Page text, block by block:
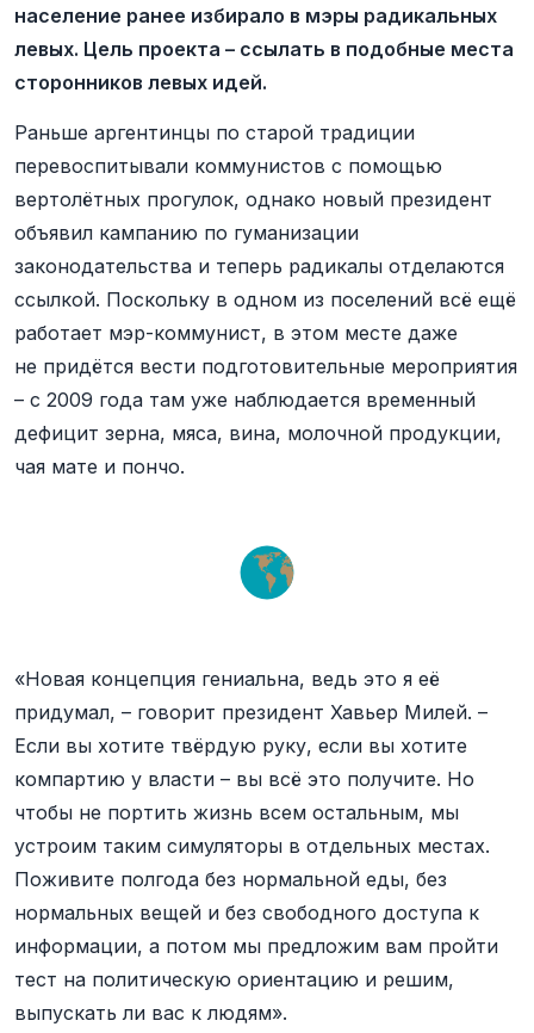
население ранее избирало в мэры радикальных
левых. Цель проекта – ссылать в подобные места
сторонников левых идей.
Раньше аргентинцы по старой традиции
перевоспитывали коммунистов с помощью
вертолётных прогулок, однако новый президент
объявил кампанию по гуманизации
законодательства и теперь радикалы отделаются
ссылкой. Поскольку в одном из поселений всё ещё
работает мэр-коммунист, в этом месте даже
не придётся вести подготовительные мероприятия
– с 2009 года там уже наблюдается временный
дефицит зерна, мяса, вина, молочной продукции,
чая мате и пончо.
«Новая концепция гениальна, ведь это я её
придумал, – говорит президент Хавьер Милей. –
Если вы хотите твёрдую руку, если вы хотите
компартию у власти – вы всё это получите. Но
чтобы не портить жизнь всем остальным, мы
устроим таким симуляторы в отдельных местах.
Поживите полгода без нормальной еды, без
нормальных вещей и без свободного доступа к
информации, а потом мы предложим вам пройти
тест на политическую ориентацию и решим,
выпускать ли вас к людям».